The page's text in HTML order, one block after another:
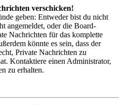
verschicken!
geben: Entweder bist du nicht
angemeldet, oder die Board-
Nachrichten für das komplette
könnte es sein, dass der
Private Nachrichten zu
Kontaktiere einen Administrator,
zu erhalten.